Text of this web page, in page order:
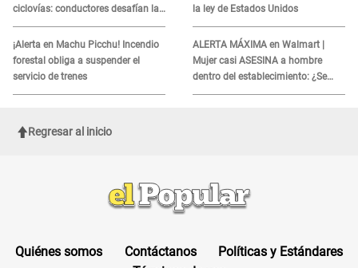
ciclovías: conductores desafían las
nuevas reglas
¡Alerta en Machu Picchu! Incendio
forestal obliga a suspender el
servicio de trenes
la ley de Estados Unidos
ALERTA MÁXIMA en Walmart |
Mujer casi ASESINA a hombre
dentro del establecimiento: ¿Se
logró atrapar al sospechoso?
Regresar al inicio
Quiénes somos Contáctanos
Políticas y Estándares